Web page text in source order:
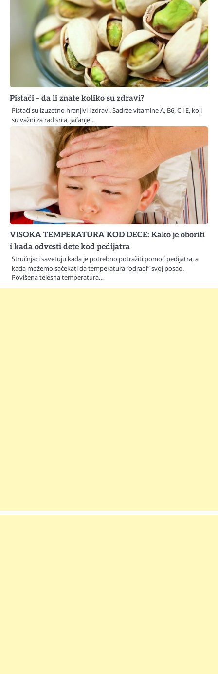
Pistaći – da li znate koliko su zdravi?
Pistaći su izuzetno hranjivi i zdravi. Sadrže vitamine A, B6, C i E, koji
su važni za rad srca, jačanje…
VISOKA TEMPERATURA KOD DECE: Kako je oboriti
i kada odvesti dete kod pedijatra
Stručnjaci savetuju kada je potrebno potražiti pomoć pedijatra, a
kada možemo sačekati da temperatura “odradi” svoj posao.
Povišena telesna temperatura…